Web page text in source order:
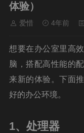
体验）
爱惜 4年前
想要在办公室里高
脑，搭配高性能的
来新的体验。下面
好的办公环境。
1、处理器